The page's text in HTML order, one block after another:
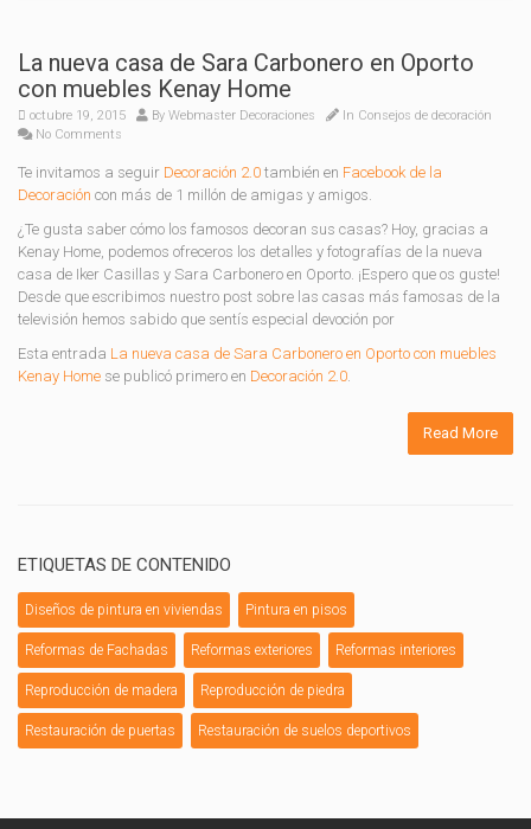
La nueva casa de Sara Carbonero en Oporto
con muebles Kenay Home
octubre 19, 2015 By Webmaster Decoraciones In Consejos de decoración
No Comments
Te invitamos a seguir Decoración 2.0 también en Facebook de la
Decoración con más de 1 millón de amigas y amigos.
¿Te gusta saber cómo los famosos decoran sus casas? Hoy, gracias a
Kenay Home, podemos ofreceros los detalles y fotografías de la nueva
casa de Iker Casillas y Sara Carbonero en Oporto. ¡Espero que os guste!
Desde que escribimos nuestro post sobre las casas más famosas de la
televisión hemos sabido que sentís especial devoción por
Esta entrada La nueva casa de Sara Carbonero en Oporto con muebles
Kenay Home se publicó primero en Decoración 2.0.
Read More
ETIQUETAS DE CONTENIDO
Diseños de pintura en viviendas Pintura en pisos
Reformas de Fachadas Reformas exteriores Reformas interiores
Reproducción de madera Reproducción de piedra
Restauración de puertas Restauración de suelos deportivos